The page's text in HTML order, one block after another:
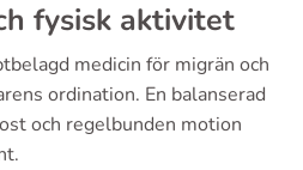
fysisk aktivitet
medicin för migrän och
ordination. En balanserad
och regelbunden motion